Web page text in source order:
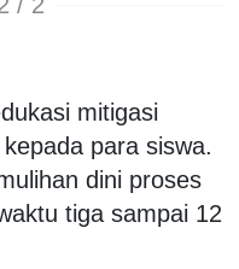
mitigasi
para siswa.
dini proses
tiga sampai 12